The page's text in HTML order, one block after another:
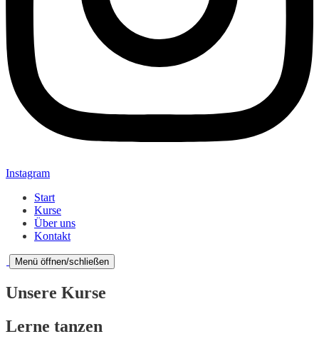
Instagram
Start
Kurse
Über uns
Kontakt
Menü öffnen/schließen
Unsere Kurse
Lerne tanzen